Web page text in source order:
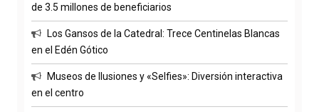
de 3.5 millones de beneficiarios
Los Gansos de la Catedral: Trece Centinelas Blancas
en el Edén Gótico
Museos de Ilusiones y «Selfies»: Diversión interactiva
en el centro